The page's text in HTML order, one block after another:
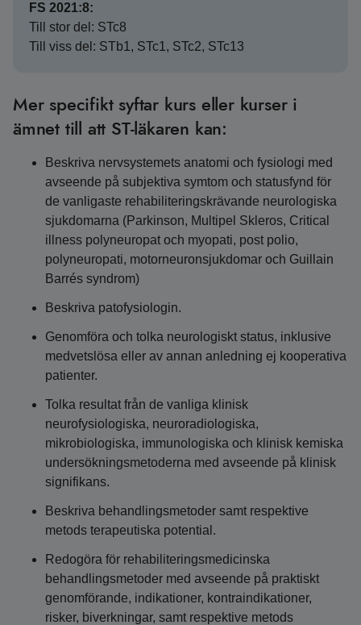
FS 2021:8:
Till stor del: STc8
Till viss del: STb1, STc1, STc2, STc13
Mer specifikt syftar kurs eller kurser i
ämnet till att ST-läkaren kan:
Beskriva nervsystemets anatomi och fysiologi med
avseende på subjektiva symtom och statusfynd för
de vanligaste rehabiliteringskrävande neurologiska
sjukdomarna (Parkinson, Multipel Skleros, Critical
illness polyneuropat och myopati, post polio,
polyneuropati, motorneuronsjukdomar och Guillain
Barrés syndrom)
Beskriva patofysiologin.
Genomföra och tolka neurologiskt status, inklusive
medvetslösa eller av annan anledning ej kooperativa
patienter.
Tolka resultat från de vanliga klinisk
neurofysiologiska, neuroradiologiska,
mikrobiologiska, immunologiska och klinisk kemiska
undersökningsmetoderna med avseende på klinisk
signifikans.
Beskriva behandlingsmetoder samt respektive
metods terapeutiska potential.
Redogöra för rehabiliteringsmedicinska
behandlingsmetoder med avseende på praktiskt
genomförande, indikationer, kontraindikationer,
risker, biverkningar, samt respektive metods